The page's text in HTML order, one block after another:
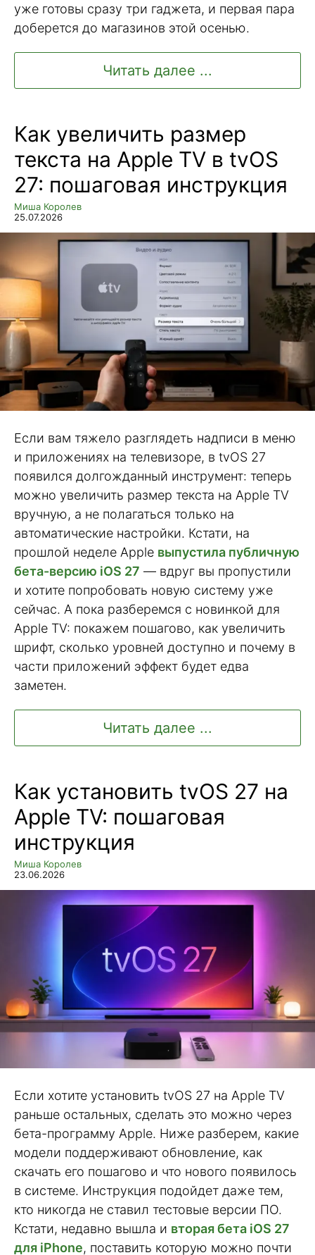
уже готовы сразу три гаджета, и первая пара
доберется до магазинов этой осенью.
Читать далее ...
Как увеличить размер
текста на Apple TV в tvOS
27: пошаговая инструкция
Миша Королев
25.07.2026
Если вам тяжело разглядеть надписи в меню
и приложениях на телевизоре, в tvOS 27
появился долгожданный инструмент: теперь
можно увеличить размер текста на Apple TV
вручную, а не полагаться только на
автоматические настройки. Кстати, на
прошлой неделе Apple выпустила публичную
бета-версию iOS 27 — вдруг вы пропустили
и хотите попробовать новую систему уже
сейчас. А пока разберемся с новинкой для
Apple TV: покажем пошагово, как увеличить
шрифт, сколько уровней доступно и почему в
части приложений эффект будет едва
заметен.
Читать далее ...
Как установить tvOS 27 на
Apple TV: пошаговая
инструкция
Миша Королев
23.06.2026
Если хотите установить tvOS 27 на Apple TV
раньше остальных, сделать это можно через
бета-программу Apple. Ниже разберем, какие
модели поддерживают обновление, как
скачать его пошагово и что нового появилось
в системе. Инструкция подойдет даже тем,
кто никогда не ставил тестовые версии ПО.
Кстати, недавно вышла и вторая бета iOS 27
для iPhone, поставить которую можно почти